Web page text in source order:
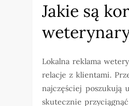
Jakie są
Lokalna reklama
relacje z klientami.
najczęściej poszukują
skutecznie